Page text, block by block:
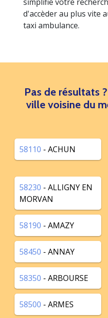
d'accèder au plus vite
taxi ambulance.
Pas de résultats
ville voisine du
58110 - ACHUN
58230 - ALLIGNY EN
MORVAN
58190 - AMAZY
58450 - ANNAY
58350 - ARBOURSE
58500 - ARMES